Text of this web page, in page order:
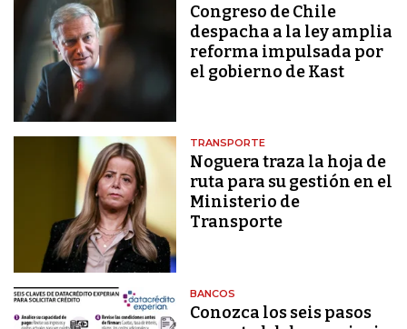
Congreso de Chile
despacha a la ley amplia
reforma impulsada por
el gobierno de Kast
TRANSPORTE
Noguera traza la hoja de
ruta para su gestión en el
Ministerio de
Transporte
BANCOS
Conozca los seis pasos